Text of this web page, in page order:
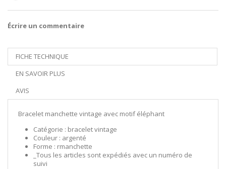
Écrire un commentaire
FICHE TECHNIQUE
EN SAVOIR PLUS
AVIS
Bracelet manchette vintage avec motif éléphant
Catégorie : bracelet vintage
Couleur : argenté
Forme : rmanchette
_Tous les articles sont expédiés avec un numéro de
suivi